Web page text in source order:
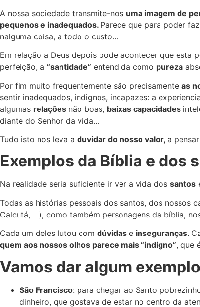
A nossa sociedade transmite-nos uma imagem de
pequenos e inadequados. Parece que para poder
nalguma coisa, a todo o custo…
Em relação a Deus depois pode acontecer que esta
perfeição, a “santidade” entendida como pureza
Por fim muito frequentemente são precisamente as
sentir inadequados, indignos, incapazes: a
algumas relações não boas, baixas capacidades
diante do Senhor da vida…
Tudo isto nos leva a duvidar do nosso valor, a
Exemplos da Bíblia e dos
Na realidade seria suficiente ir ver a vida dos santos
Todas as histórias pessoais dos santos, dos nossos
Calcutá, …), como também personagens da bíblia,
Cada um deles lutou com dúvidas e inseguranças.
quem aos nossos olhos parece mais “indigno”, que
Vamos dar algum
São Francisco: para chegar ao Santo
dinheiro, que gostava de estar no centro da